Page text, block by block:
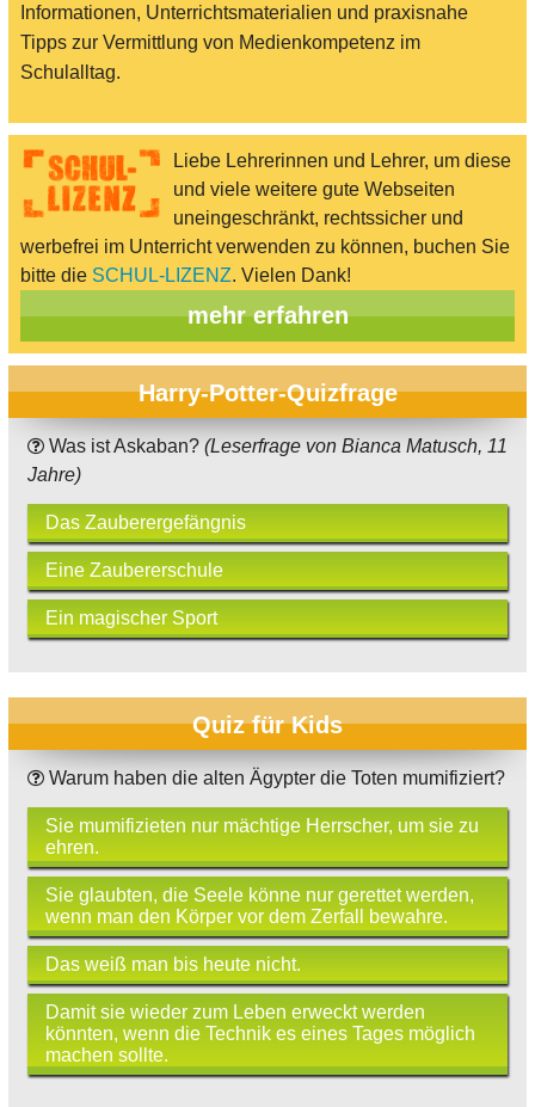
Informationen, Unterrichtsmaterialien und praxisnahe
Tipps zur Vermittlung von Medienkompetenz im
Schulalltag.
Liebe Lehrerinnen und Lehrer, um diese
und viele weitere gute Webseiten
uneingeschränkt, rechtssicher und
werbefrei im Unterricht verwenden zu können, buchen Sie
bitte die SCHUL-LIZENZ. Vielen Dank!
mehr erfahren
Harry-Potter-Quizfrage
Was ist Askaban? (Leserfrage von Bianca Matusch, 11
Jahre)
Das Zauberergefängnis
Eine Zaubererschule
Ein magischer Sport
Quiz für Kids
Warum haben die alten Ägypter die Toten mumifiziert?
Sie mumifizieten nur mächtige Herrscher, um sie zu
ehren.
Sie glaubten, die Seele könne nur gerettet werden,
wenn man den Körper vor dem Zerfall bewahre.
Das weiß man bis heute nicht.
Damit sie wieder zum Leben erweckt werden
könnten, wenn die Technik es eines Tages möglich
machen sollte.